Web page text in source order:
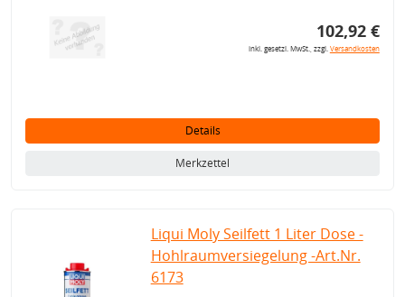
102,92 €
inkl. gesetzl. MwSt., zzgl.Versandkosten
Details
Merkzettel
Liqui Moly Seilfett 1 Liter Dose -
Hohlraumversiegelung -Art.Nr.
6173